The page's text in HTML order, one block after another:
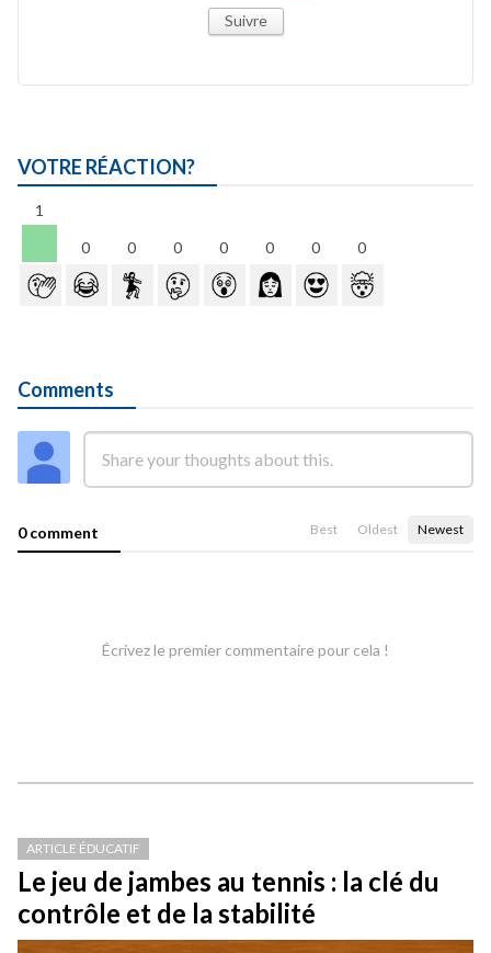
Suivre
VOTRE RÉACTION?
1
0
0 0 0 0 0 0
Comments
0 comment Best Oldest Newest
Écrivez le premier commentaire pour cela !
ARTICLE ÉDUCATIF
Le jeu de jambes au tennis : la clé du
contrôle et de la stabilité